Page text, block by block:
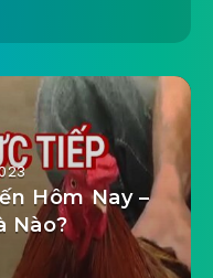
Hôm Nay –
Nào?